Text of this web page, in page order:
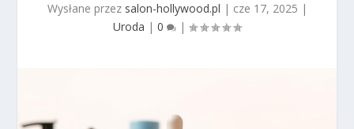
Wysłane przez salon-hollywood.pl | cze 17, 2025 |
Uroda | 0 |